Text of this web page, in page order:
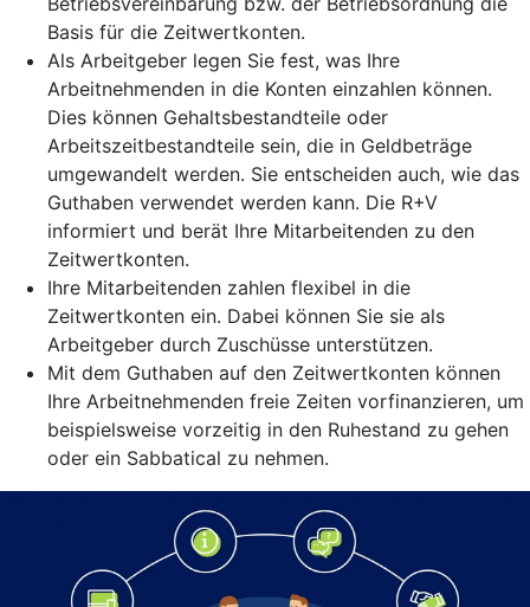
Basis für die Zeitwertkonten.
Als Arbeitgeber legen Sie fest, was Ihre
Arbeitnehmenden in die Konten einzahlen können.
Dies können Gehaltsbestandteile oder
Arbeitszeitbestandteile sein, die in Geldbeträge
umgewandelt werden. Sie entscheiden auch, wie das
Guthaben verwendet werden kann. Die R+V
informiert und berät Ihre Mitarbeitenden zu den
Zeitwertkonten.
Ihre Mitarbeitenden zahlen flexibel in die
Zeitwertkonten ein. Dabei können Sie sie als
Arbeitgeber durch Zuschüsse unterstützen.
Mit dem Guthaben auf den Zeitwertkonten können
Ihre Arbeitnehmenden freie Zeiten vorfinanzieren, um
beispielsweise vorzeitig in den Ruhestand zu gehen
oder ein Sabbatical zu nehmen.